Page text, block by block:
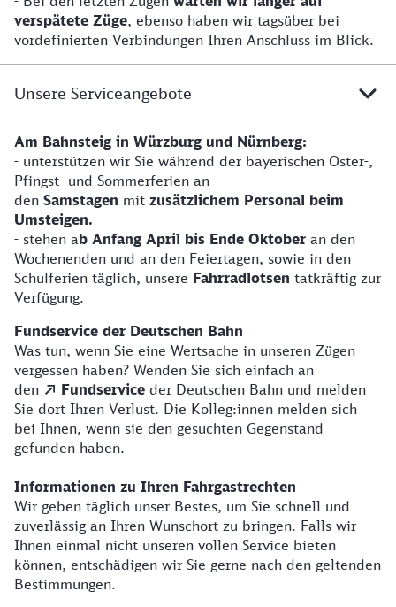
verspätete Züge, ebenso haben wir tagsüber bei
vordefinierten Verbindungen Ihren Anschluss im Blick.
Unsere Serviceangebote
Am Bahnsteig in Würzburg und Nürnberg:
- unterstützen wir Sie während der bayerischen Oster-,
Pfingst- und Sommerferien an
den Samstagen mit zusätzlichem Personal beim
Umsteigen.
- stehen ab Anfang April bis Ende Oktober an den
Wochenenden und an den Feiertagen, sowie in den
Schulferien täglich, unsere Fahrradlotsen tatkräftig zur
Verfügung.
Fundservice der Deutschen Bahn
Was tun, wenn Sie eine Wertsache in unseren Zügen
vergessen haben? Wenden Sie sich einfach an
den
Fundservice der Deutschen Bahn und melden
Sie dort Ihren Verlust. Die Kolleg:innen melden sich
bei Ihnen, wenn sie den gesuchten Gegenstand
gefunden haben.
Informationen zu Ihren Fahrgastrechten
Wir geben täglich unser Bestes, um Sie schnell und
zuverlässig an Ihren Wunschort zu bringen. Falls wir
Ihnen einmal nicht unseren vollen Service bieten
können, entschädigen wir Sie gerne nach den geltenden
Bestimmungen.